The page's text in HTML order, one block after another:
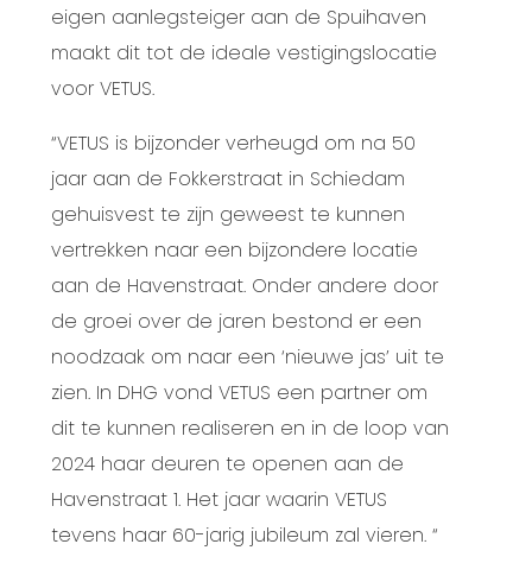
eigen aanlegsteiger aan de Spuihaven
maakt dit tot de ideale vestigingslocatie
voor VETUS.
“VETUS is bijzonder verheugd om na 50
jaar aan de Fokkerstraat in Schiedam
gehuisvest te zijn geweest te kunnen
vertrekken naar een bijzondere locatie
aan de Havenstraat. Onder andere door
de groei over de jaren bestond er een
noodzaak om naar een ‘nieuwe jas’ uit te
zien. In DHG vond VETUS een partner om
dit te kunnen realiseren en in de loop van
2024 haar deuren te openen aan de
Havenstraat 1. Het jaar waarin VETUS
tevens haar 60-jarig jubileum zal vieren. “